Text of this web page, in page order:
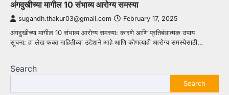
अंगदुखीच्या मागील 10 संभाव्य आरोग्य समस्या
sugandh.thakur03@gmail.com February 17, 2025
अंगदुखीच्या मागील 10 संभाव्य आरोग्य समस्या: कारणे आणि प्रतिबंधात्मक उपाय
सूचना: हा लेख फक्त माहितीच्या उद्देशाने आहे आणि कोणत्याही आरोग्य समस्येसाठी…
Search
Search